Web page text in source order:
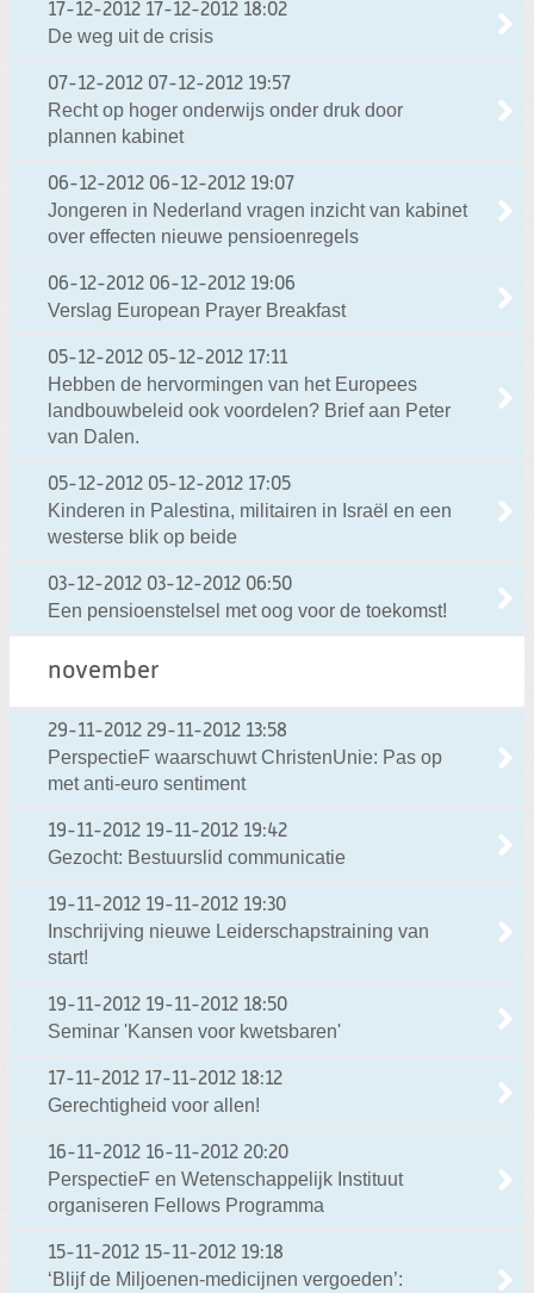
17-12-2012 17-12-2012 18:02
De weg uit de crisis
07-12-2012 07-12-2012 19:57
Recht op hoger onderwijs onder druk door
plannen kabinet
06-12-2012 06-12-2012 19:07
Jongeren in Nederland vragen inzicht van kabinet
over effecten nieuwe pensioenregels
06-12-2012 06-12-2012 19:06
Verslag European Prayer Breakfast
05-12-2012 05-12-2012 17:11
Hebben de hervormingen van het Europees
landbouwbeleid ook voordelen? Brief aan Peter
van Dalen.
05-12-2012 05-12-2012 17:05
Kinderen in Palestina, militairen in Israël en een
westerse blik op beide
03-12-2012 03-12-2012 06:50
Een pensioenstelsel met oog voor de toekomst!
november
29-11-2012 29-11-2012 13:58
PerspectieF waarschuwt ChristenUnie: Pas op
met anti-euro sentiment
19-11-2012 19-11-2012 19:42
Gezocht: Bestuurslid communicatie
19-11-2012 19-11-2012 19:30
Inschrijving nieuwe Leiderschapstraining van
start!
19-11-2012 19-11-2012 18:50
Seminar 'Kansen voor kwetsbaren'
17-11-2012 17-11-2012 18:12
Gerechtigheid voor allen!
16-11-2012 16-11-2012 20:20
PerspectieF en Wetenschappelijk Instituut
organiseren Fellows Programma
15-11-2012 15-11-2012 19:18
‘Blijf de Miljoenen-medicijnen vergoeden’: